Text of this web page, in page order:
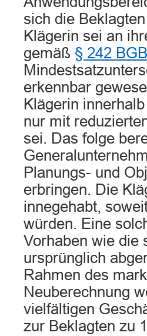
sich die
Klägerin sei an
gemäß § 242 BGB
erkennbar
Klägerin
nur mit
sei. Das folge
Planungs- und
erbringen. Die
innegehabt,
würden. Eine
Vorhaben wie die
ursprünglich
Rahmen des
Neuberechnung
vielfältigen
zur Beklagten zu